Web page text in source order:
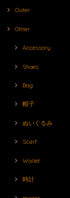
Outer
Other
Accessory
Shoes
Bag
帽子
ぬいぐるみ
Scarf
Wallet
時計